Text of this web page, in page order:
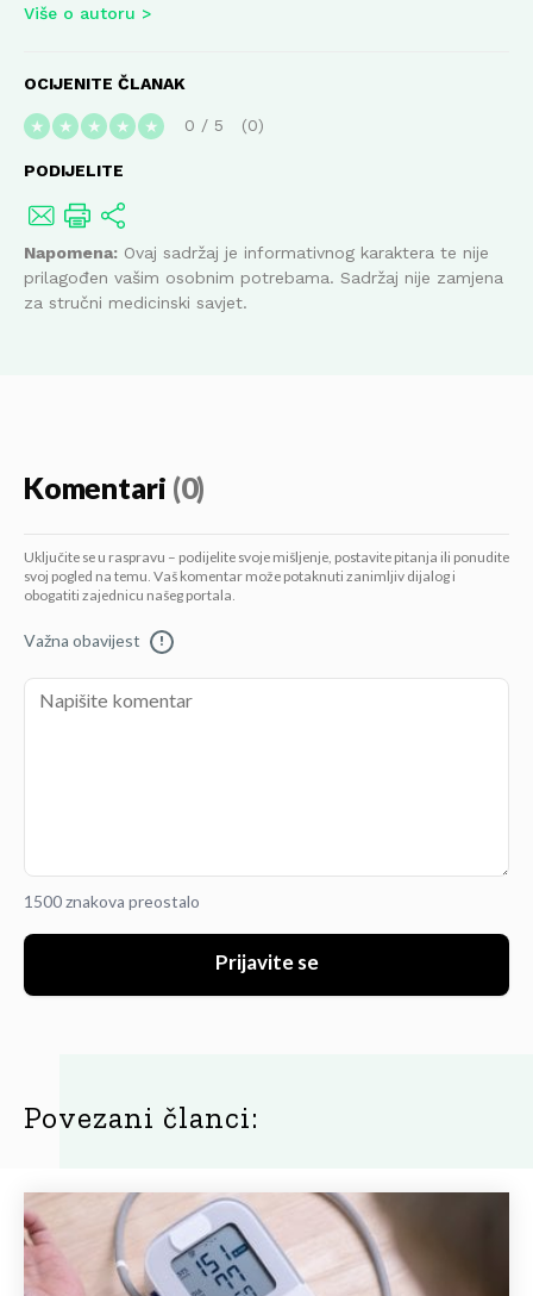
Više o autoru
OCIJENITE ČLANAK
★ ★ ★ ★ ★ 0 / 5 0
PODIJELITE
Napomena: Ovaj sadržaj je informativnog karaktera te nije
prilagođen vašim osobnim potrebama. Sadržaj nije zamjena
za stručni medicinski savjet.
Komentari (0)
Uključite se u raspravu – podijelite svoje mišljenje, postavite pitanja ili ponudite
svoj pogled na temu. Vaš komentar može potaknuti zanimljiv dijalog i
obogatiti zajednicu našeg portala.
Važna obavijest !
1500 znakova preostalo
Prijavite se
Povezani članci: